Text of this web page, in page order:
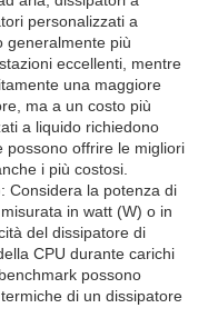
personalizzati a
generalmente più
eccellenti, mentre
una maggiore
ma a un costo più
a liquido richiedono
possono offrire le migliori
i più costosi.
: Considera la potenza di
in watt (W) o in
del dissipatore di
CPU durante carichi
possono
di un dissipatore